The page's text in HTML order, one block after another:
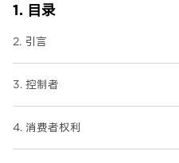
解决方案
关于瑞特科
1. 目录
2. 引言
3. 控制者
4. 消费者权利